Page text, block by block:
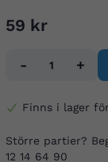
59 kr
- +
Finns i lager
Större partier?
12 14 64 90